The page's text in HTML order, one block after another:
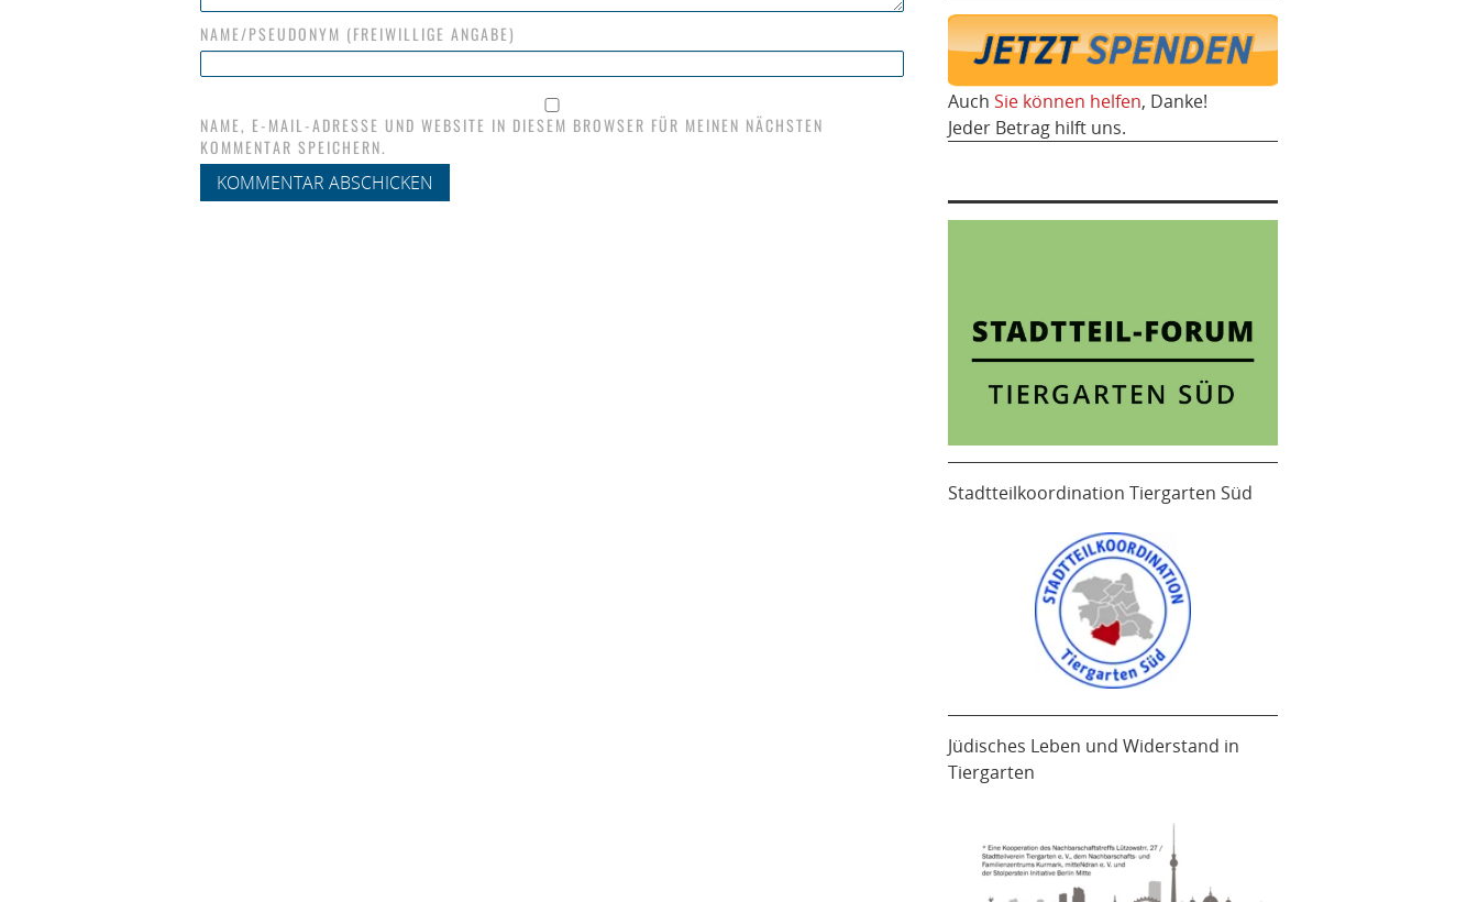
NAME/PSEUDONYM (FREIWILLIGE ANGABE)
NAME, E-MAIL-ADRESSE UND WEBSITE IN DIESEM BROWSER FÜR MEINEN NÄCHSTEN
KOMMENTAR SPEICHERN.
Auch Sie können helfen, Danke!
Jeder Betrag hilft uns.
Stadtteilkoordination Tiergarten Süd
Jüdisches Leben und Widerstand in
Tiergarten